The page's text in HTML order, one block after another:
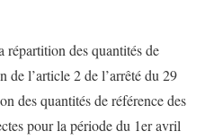
des quantités de
de l’article 2 de l’arrêté du 29
des quantités de référence des
pour la période du 1er avril